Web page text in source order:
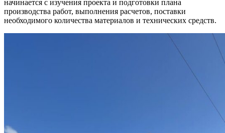
начинается с изучения проекта и подготовки плана
производства работ, выполнения расчетов, поставки
необходимого количества материалов и технических средств.